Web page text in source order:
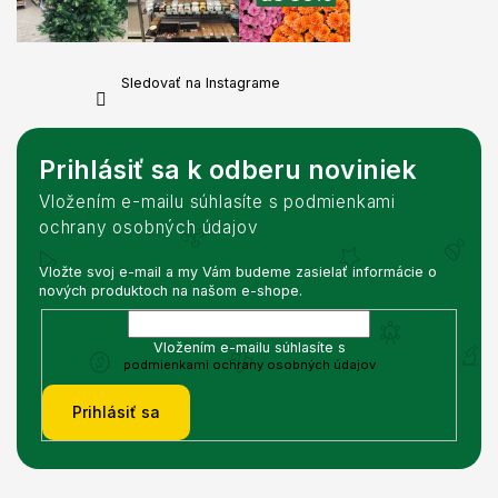
Sledovať na Instagrame
Prihlásiť sa k odberu noviniek
Vložením e-mailu súhlasíte s podmienkami
ochrany osobných údajov
Vložte svoj e-mail a my Vám budeme zasielať informácie o
nových produktoch na našom e-shope.
Vložením e-mailu súhlasíte s
podmienkami ochrany osobných údajov
Prihlásiť sa